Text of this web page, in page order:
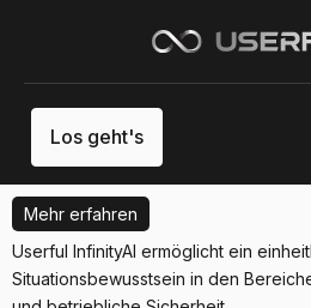
Los geht's
Mehr erfahren
Userful InfinityAI ermöglicht ein
Situationsbewusstsein in den